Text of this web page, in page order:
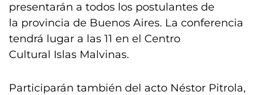
presentarán a todos los postulantes de
la provincia de Buenos Aires. La conferencia
tendrá lugar a las 11 en el Centro
Cultural Islas Malvinas.
Participarán también del acto Néstor Pitrola,